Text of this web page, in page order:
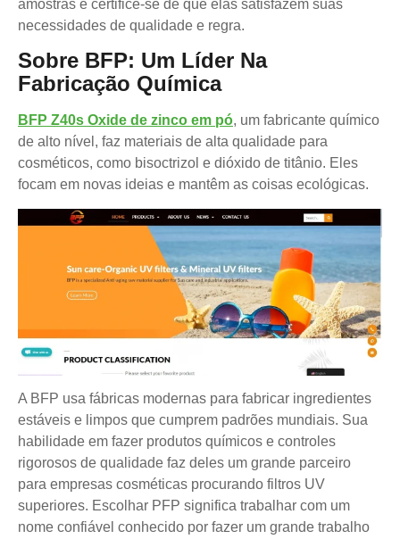
amostras e certifice-se de que elas satisfazem suas
necessidades de qualidade e regra.
Sobre BFP: Um Líder Na
Fabricação Química
BFP Z40s Oxide de zinco em pó, um fabricante químico
de alto nível, faz materiais de alta qualidade para
cosméticos, como bisoctrizol e dióxido de titânio. Eles
focam em novas ideias e mantêm as coisas ecológicas.
A BFP usa fábricas modernas para fabricar ingredientes
estáveis e limpos que cumprem padrões mundiais. Sua
habilidade em fazer produtos químicos e controles
rigorosos de qualidade faz deles um grande parceiro
para empresas cosméticas procurando filtros UV
superiores. Escolhar PFP significa trabalhar com um
nome confiável conhecido por fazer um grande trabalho